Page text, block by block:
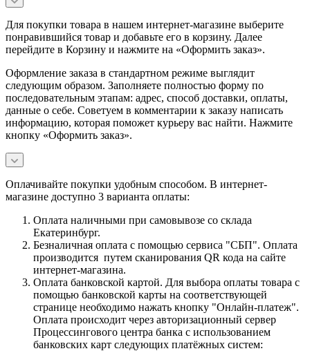
Для покупки товара в нашем интернет-магазине выберите
понравившийся товар и добавьте его в корзину. Далее
перейдите в Корзину и нажмите на «Оформить заказ».
Оформление заказа в стандартном режиме выглядит
следующим образом. Заполняете полностью форму по
последовательным этапам: адрес, способ доставки, оплаты,
данные о себе. Советуем в комментарии к заказу написать
информацию, которая поможет курьеру вас найти. Нажмите
кнопку «Оформить заказ».
Оплачивайте покупки удобным способом. В интернет-
магазине доступно 3 варианта оплаты:
Оплата наличными при самовывозе со склада
Екатеринбург.
Безналичная оплата с помощью сервиса "СБП". Оплата
производится путем сканирования QR кода на сайте
интернет-магазина.
Оплата банковской картой. Для выбора оплаты товара с
помощью банковской карты на соответствующей
странице необходимо нажать кнопку "Онлайн-платеж".
Оплата происходит через авторизационный сервер
Процессингового центра банка с использованием
банковских карт следующих платёжных систем: